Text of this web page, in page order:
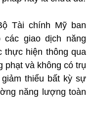
Tài chính Mỹ ban
giao dịch năng
thực hiện thông qua
phạt và không có trụ
thiểu bất kỳ sự
năng lượng toàn